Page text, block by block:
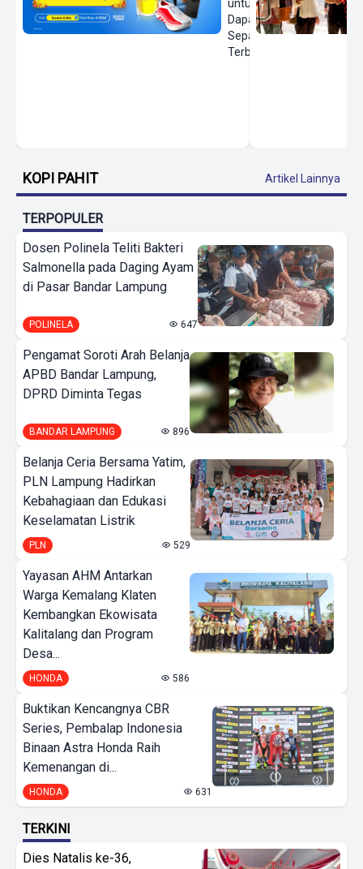
untuk
Dapatkan
Sepatu
Terbaru
KOPI PAHIT Artikel Lainnya
TERPOPULER
Dosen Polinela Teliti Bakteri
Salmonella pada Daging Ayam
di Pasar Bandar Lampung
POLINELA 647
Pengamat Soroti Arah Belanja
APBD Bandar Lampung,
DPRD Diminta Tegas
BANDAR LAMPUNG 896
Belanja Ceria Bersama Yatim,
PLN Lampung Hadirkan
Kebahagiaan dan Edukasi
Keselamatan Listrik
PLN 529
Yayasan AHM Antarkan
Warga Kemalang Klaten
Kembangkan Ekowisata
Kalitalang dan Program
Desa...
HONDA 586
Buktikan Kencangnya CBR
Series, Pembalap Indonesia
Binaan Astra Honda Raih
Kemenangan di...
HONDA 631
TERKINI
Dies Natalis ke-36,